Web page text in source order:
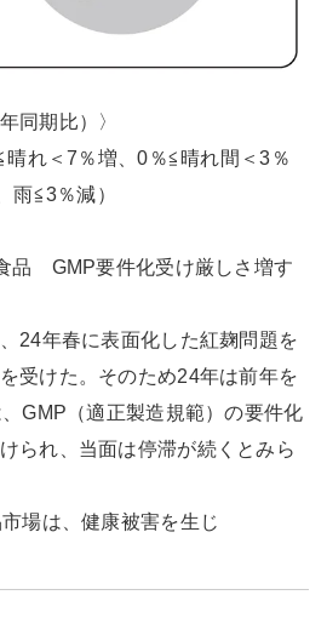
同期比）〉
晴れ＜7％増、0％≦晴れ間＜3％
雨≦3％減）
品 GMP要件化受け厳しさ増す
24年春に表面化した紅麹問題を
受けた。そのため24年は前年を
GMP（適正製造規範）の要件化
られ、当面は停滞が続くとみら
場は、健康被害を生じ